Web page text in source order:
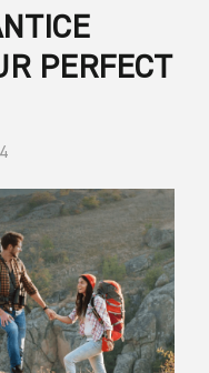
PERFECT